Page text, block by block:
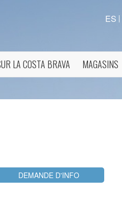
ES
LA COSTA BRAVA MAGASINS
DEMANDE D'INFO
actif